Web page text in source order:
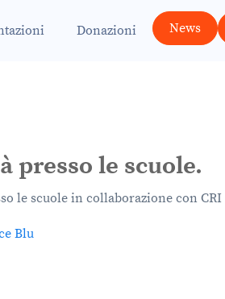
Donazioni News
presso le scuole.
le scuole in collaborazione con CRI
Blu